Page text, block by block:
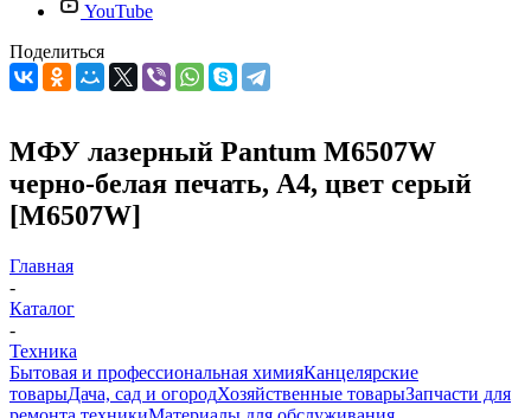
YouTube
Поделиться
МФУ лазерный Pantum M6507W
черно-белая печать, A4, цвет серый
[M6507W]
Главная
-
Каталог
-
Техника
Бытовая и профессиональная химияКанцелярские
товарыДача, сад и огородХозяйственные товарыЗапчасти для